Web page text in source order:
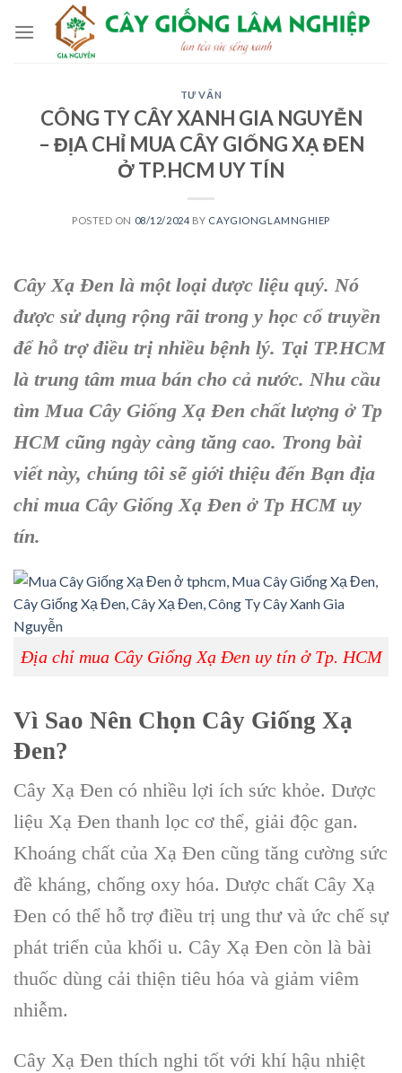
TƯ VẤN
CÔNG TY CÂY XANH GIA NGUYỄN
– ĐỊA CHỈ MUA CÂY GIỐNG XẠ ĐEN
Ở TP.HCM UY TÍN
POSTED ON 08/12/2024 BY CAYGIONGLAMNGHIEP
Cây Xạ Đen là một loại dược liệu quý. Nó
được sử dụng rộng rãi trong y học cổ truyền
để hỗ trợ điều trị nhiều bệnh lý. Tại TP.HCM
là trung tâm mua bán cho cả nước. Nhu cầu
tìm Mua Cây Giống Xạ Đen chất lượng ở Tp
HCM cũng ngày càng tăng cao. Trong bài
viết này, chúng tôi sẽ giới thiệu đến Bạn địa
chỉ mua Cây Giống Xạ Đen ở Tp HCM uy
tín.
Địa chỉ mua Cây Giống Xạ Đen uy tín ở Tp. HCM
Vì Sao Nên Chọn Cây Giống Xạ
Đen?
Cây Xạ Đen có nhiều lợi ích sức khỏe. Dược
liệu Xạ Đen thanh lọc cơ thể, giải độc gan.
Khoáng chất của Xạ Đen cũng tăng cường sức
đề kháng, chống oxy hóa. Dược chất Cây Xạ
Đen có thể hỗ trợ điều trị ung thư và ức chế sự
phát triển của khối u. Cây Xạ Đen còn là bài
thuốc dùng cải thiện tiêu hóa và giảm viêm
nhiễm.
Cây Xạ Đen thích nghi tốt với khí hậu nhiệt